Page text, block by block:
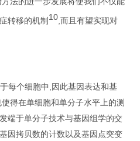
转移的机制 10 而且有望实现对
每个细胞中 因此基因表达和基
得在单细胞和单分子水平上的测
端于单分子技术与基因组学的交
因拷贝数的计数以及基因点突变